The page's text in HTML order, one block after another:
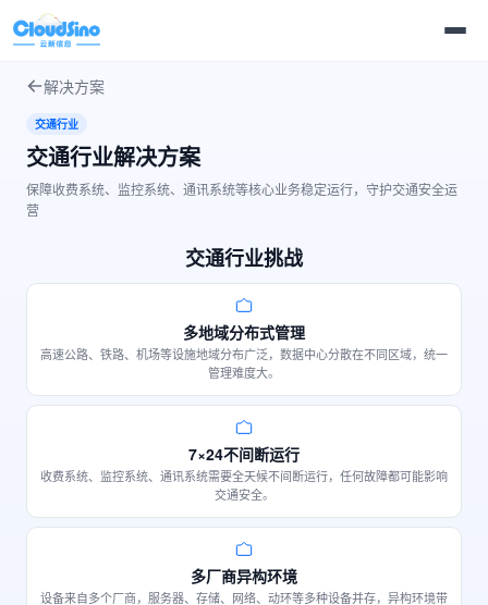
解决方案
交通行业
交通行业解决方案
保障收费系统、监控系统、通讯系统等核心业务稳定运行，守护交通安全运
营
交通行业挑战
多地域分布式管理
高速公路、铁路、机场等设施地域分布广泛，数据中心分散在不同区域，统一
管理难度大。
7×24不间断运行
收费系统、监控系统、通讯系统需要全天候不间断运行，任何故障都可能影响
交通安全。
多厂商异构环境
设备来自多个厂商，服务器、存储、网络、动环等多种设备并存，异构环境带